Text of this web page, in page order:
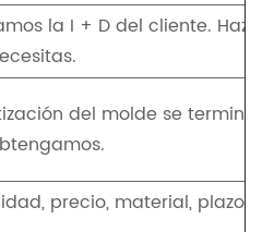
la I + D del cliente.
del molde se
precio, material, plazo